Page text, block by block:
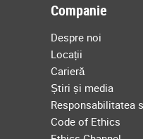
Companie
Despre noi
Locații
Carieră
Știri și media
Responsabilitatea
Code of Ethics